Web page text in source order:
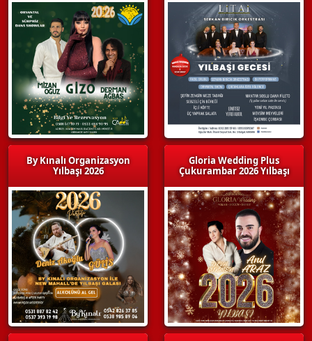
By Kınalı Organizasyon
Yılbaşı 2026
Gloria Wedding Plus
Çukurambar 2026 Yılbaşı